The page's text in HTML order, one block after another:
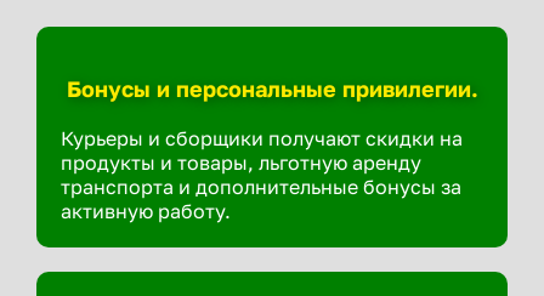
Бонусы и персональные привилегии.
Курьеры и сборщики получают скидки на
продукты и товары, льготную аренду
транспорта и дополнительные бонусы за
активную работу.